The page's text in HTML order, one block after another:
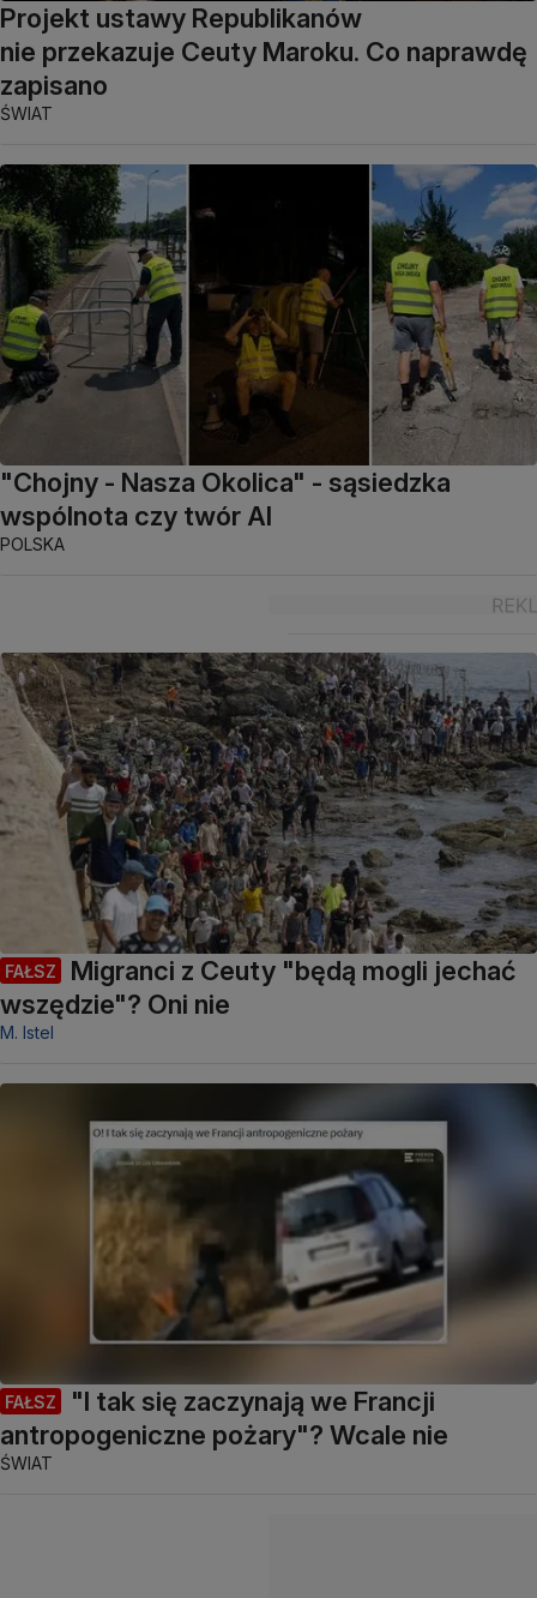
Projekt ustawy Republikanów
nie przekazuje Ceuty Maroku. Co naprawdę
zapisano
ŚWIAT
"Chojny - Nasza Okolica" - sąsiedzka
wspólnota czy twór AI
POLSKA
FAŁSZ
Migranci z Ceuty "będą mogli jechać
wszędzie"? Oni nie
M. Istel
FAŁSZ
"I tak się zaczynają we Francji
antropogeniczne pożary"? Wcale nie
ŚWIAT